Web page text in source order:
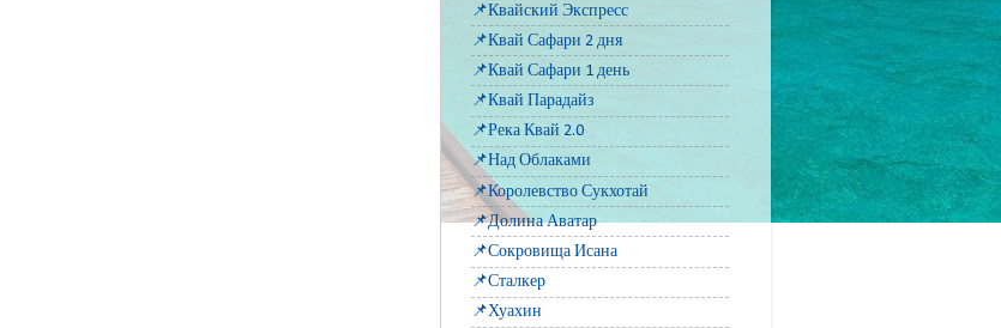
📌Квайский Экспресс
📌Квай Сафари 2 дня
📌Квай Сафари 1 день
📌Квай Парадайз
📌Река Квай 2.0
📌Над Облаками
📌Королевство Сукхотай
📌Долина Аватар
📌Сокровища Исана
📌Сталкер
📌Хуахин